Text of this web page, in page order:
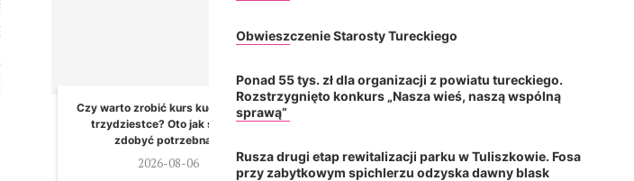
Czy warto zrobić kurs kucharza po
trzydziestce? Oto jak szybko
zdobyć potrzebną...
Rynek pracy w powiecie tureckim
pozostaje stabilny, choć wskaźnik
2026-08-06
Mieszkańcy Osiedla
2026-08-05
Obwieszczenie Starosty Tureckiego
Ponad 55 tys. zł dla organizacji z powiatu tureckiego.
Rozstrzygnięto konkurs „Nasza wieś, naszą wspólną
sprawą”
Rusza drugi etap rewitalizacji parku w Tuliszkowie. Fosa
przy zabytkowym spichlerzu odzyska dawny blask